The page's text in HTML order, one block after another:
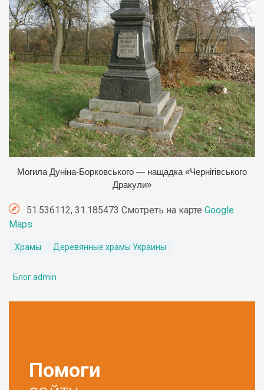
Могила Дуніна-Борковського — нащадка «Чернігівського
Дракули»
51.536112, 31.185473 Смотреть на карте Google
Maps
Храмы Деревянные храмы Украины
Блог admin
Помоги